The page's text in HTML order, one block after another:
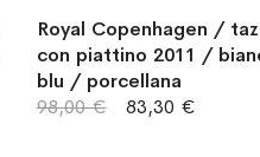
Royal Copenhagen /
con piattino 2011 /
blu / porcellana
83,30 €
98,00 €